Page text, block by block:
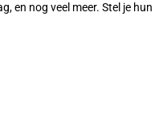
en nog veel meer. Stel je